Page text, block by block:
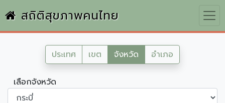
สถิติสุขภาพคนไทย
ประเทศ เขต จังหวัด อำเภอ
เลือกจังหวัด